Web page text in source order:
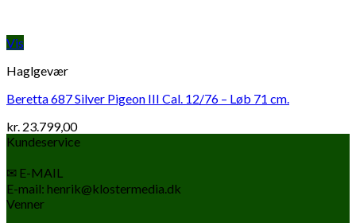
Vis
Haglgevær
Beretta 687 Silver Pigeon III Cal. 12/76 – Løb 71 cm.
kr. 23.799,00
Kundeservice
✉ E-MAIL
E-mail: henrik@klostermedia.dk
Venner